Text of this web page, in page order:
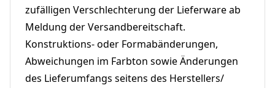
zufälligen Verschlechterung der Lieferware ab
Meldung der Versandbereitschaft.
Konstruktions- oder Formabänderungen,
Abweichungen im Farbton sowie Änderungen
des Lieferumfangs seitens des Herstellers/